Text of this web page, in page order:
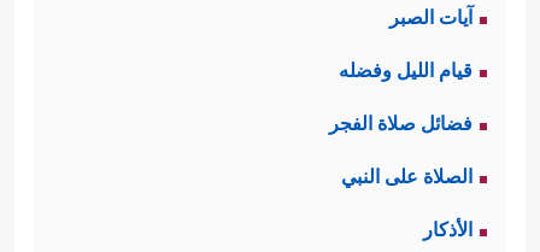
آيات الصبر
قيام الليل وفضله
فضائل صلاة الفجر
الصلاة على النبي
الأذكار